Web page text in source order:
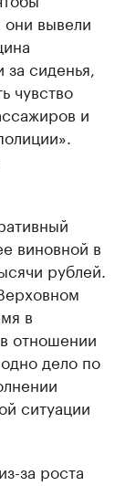
они вывели
за сиденья,
чувство
и
виновной в
рублей.
в
отношении
дело по
ситуации
за роста